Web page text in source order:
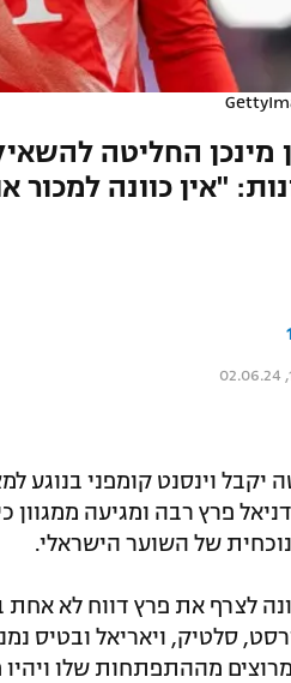
מינכן החליטה
"אין כוונה
יקבל וינסנט קומפני בנוגע
פרץ רבה ומגיעה ממגוון
של השוער הישראלי.
לצרף את פרץ דווח לא אחת
סלטיק, ויאריאל ובטיס
מההתפתחות שלו ויהיו